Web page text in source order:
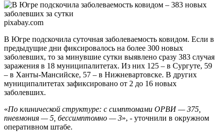
pixabay.com
В Югре подскочила суточная заболеваемость ковидом. Если в
предыдущие дни фиксировалось на более 300 новых
заболевших, то за минувшие сутки выявлено сразу 383 случая
заражения в 18 муниципалитетах. Из них 125 – в Сургуте, 59
– в Ханты-Мансийске, 57 – в Нижневартовске. В других
муниципалитетах зафиксировано от 2 до 16 новых
заболевших.
«По клинической структуре: с симптомами ОРВИ — 375,
пневмония — 5, бессимптомно — 3», - уточнили в окружном
оперативном штабе.